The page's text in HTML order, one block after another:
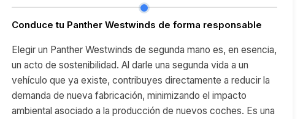
Conduce tu Panther Westwinds de forma responsable
Elegir un Panther Westwinds de segunda mano es, en esencia,
un acto de sostenibilidad. Al darle una segunda vida a un
vehículo que ya existe, contribuyes directamente a reducir la
demanda de nueva fabricación, minimizando el impacto
ambiental asociado a la producción de nuevos coches. Es una